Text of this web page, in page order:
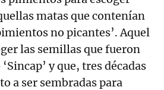
matas que contenían
no picantes’. Aquel
las semillas que fueron
y que, tres décadas
a ser sembradas para